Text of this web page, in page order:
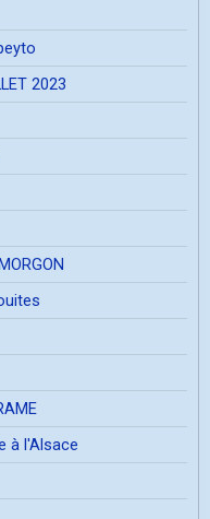
2023
à l'Alsace